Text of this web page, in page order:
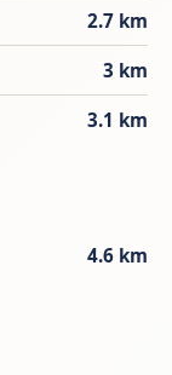
2.7 km
3 km
3.1 km
4.6 km